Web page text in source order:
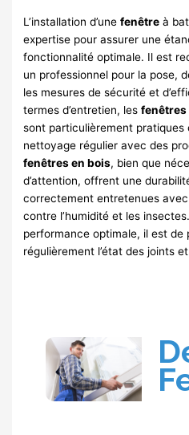
L’installation d’unefenêtre à
expertise pour assurer une
fonctionnalité optimale. Il est
un professionnel pour la pose,
les mesures de sécurité et
termes d’entretien, lesfenêtres
sont particulièrement pratiques
nettoyage régulier avec des
fenêtres en bois, bien que
d’attention, offrent une
correctement entretenues
contre l’humidité et les
performance optimale, il est
régulièrement l’état des joints